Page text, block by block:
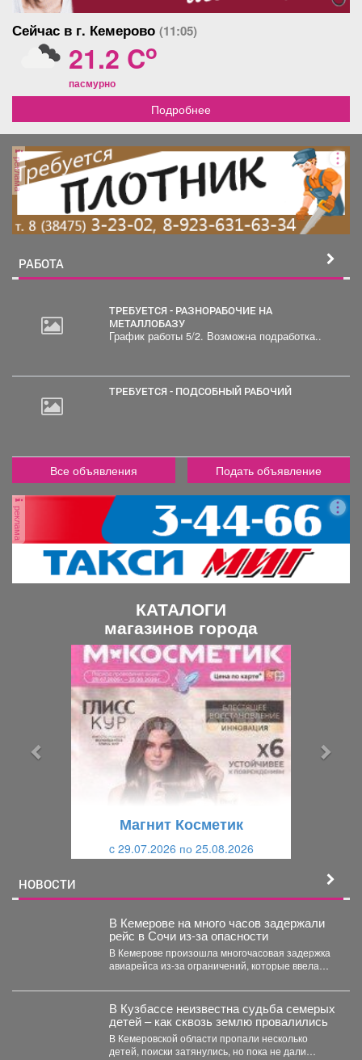
Сейчас в г. Кемерово (11:05)
21.2 Co
пасмурно
Подробнее
реклама
РАБОТА
ТРЕБУЕТСЯ - РАЗНОРАБОЧИЕ НА
МЕТАЛЛОБАЗУ
График работы 5/2. Возможна подработка..
ТРЕБУЕТСЯ - ПОДСОБНЫЙ РАБОЧИЙ
Все объявления Подать объявление
реклама
КАТАЛОГИ
магазинов города
Магнит Косметик
c 29.07.2026 по 25.08.2026
НОВОСТИ
В Кемерове на много часов задержали
рейс в Сочи из-за опасности
В Кемерове произошла многочасовая задержка
авиарейса из-за ограничений, которые ввела
В Кузбассе неизвестна судьба семерых
детей – как сквозь землю провалились
В Кемеровской области пропали несколько
детей, поиски затянулись, но пока не дали